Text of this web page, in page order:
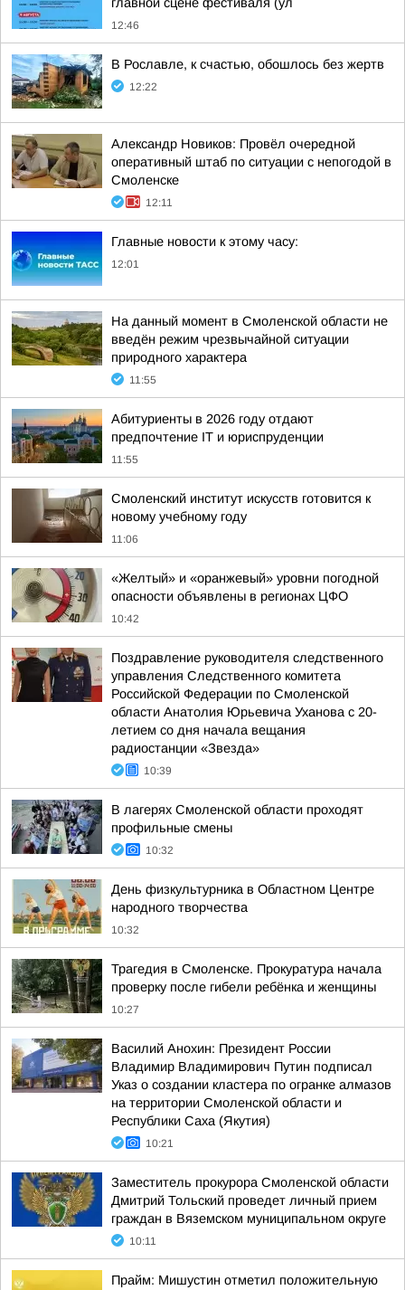
12:46
В Рославле, к счастью, обошлось без жертв
12:22
Александр Новиков: Провёл очередной
оперативный штаб по ситуации с непогодой в
Смоленске
12:11
Главные новости к этому часу:
12:01
На данный момент в Смоленской области не
введён режим чрезвычайной ситуации
природного характера
11:55
Абитуриенты в 2026 году отдают
предпочтение IT и юриспруденции
11:55
Смоленский институт искусств готовится к
новому учебному году
11:06
«Желтый» и «оранжевый» уровни погодной
опасности объявлены в регионах ЦФО
10:42
Поздравление руководителя следственного
управления Следственного комитета
Российской Федерации по Смоленской
области Анатолия Юрьевича Уханова с 20-
летием со дня начала вещания
радиостанции «Звезда»
10:39
В лагерях Смоленской области проходят
профильные смены
10:32
День физкультурника в Областном Центре
народного творчества
10:32
Трагедия в Смоленске. Прокуратура начала
проверку после гибели ребёнка и женщины
10:27
Василий Анохин: Президент России
Владимир Владимирович Путин подписал
Указ о создании кластера по огранке алмазов
на территории Смоленской области и
Республики Саха (Якутия)
10:21
Заместитель прокурора Смоленской области
Дмитрий Тольский проведет личный прием
граждан в Вяземском муниципальном округе
10:11
Прайм: Мишустин отметил положительную